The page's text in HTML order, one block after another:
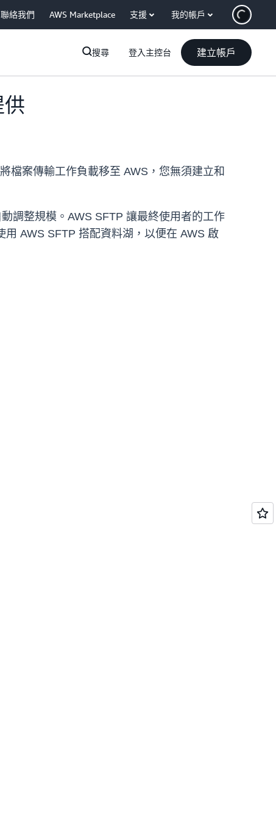
聯絡我們 AWS Marketplace 支援 我的帳戶
搜尋 登入主控台 建立帳戶
供
檔案傳輸工作負載移至 AWS，您無須建立和
調整規模。AWS SFTP 讓最終使用者的工作
AWS SFTP 搭配資料湖，以便在 AWS 啟